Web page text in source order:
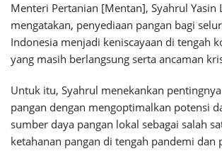
Menteri Pertanian [Mentan], Syahrul Yasin
mengatakan, penyediaan pangan bagi
Indonesia menjadi keniscayaan di tengah
yang masih berlangsung serta ancaman
Untuk itu, Syahrul menekankan
pangan dengan mengoptimalkan potensi
sumber daya pangan lokal sebagai salah
ketahanan pangan di tengah pandemi dan